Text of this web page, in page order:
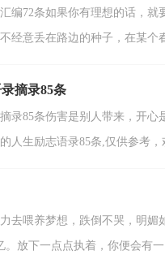
汇编72条如果你有理想的话，
经意丢在路边的种子，在某个
摘录85条
摘录85条伤害是别人带来，开
人生励志语录85条,仅供参考
去喂养梦想，跌倒不哭，明
。放下一点点执着，你便会有